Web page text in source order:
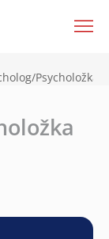
Psycholožka